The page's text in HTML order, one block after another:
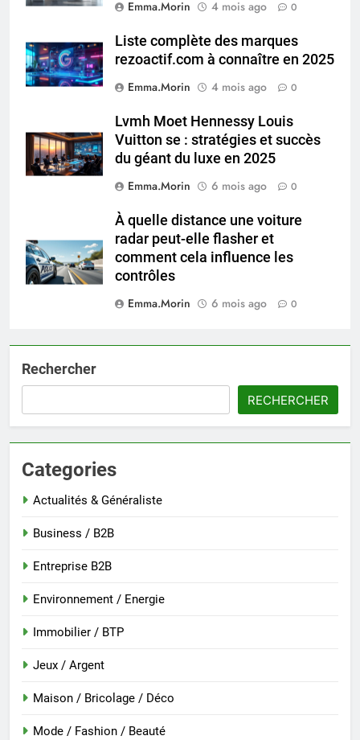
Emma.Morin
4 mois ago 0
Liste complète des marques
rezoactif.com à connaître en 2025
Emma.Morin
4 mois ago 0
Lvmh Moet Hennessy Louis
Vuitton se : stratégies et succès
du géant du luxe en 2025
Emma.Morin
6 mois ago 0
À quelle distance une voiture
radar peut-elle flasher et
comment cela influence les
contrôles
Emma.Morin
6 mois ago 0
Rechercher
RECHERCHER
Categories
Actualités & Généraliste
Business / B2B
Entreprise B2B
Environnement / Energie
Immobilier / BTP
Jeux / Argent
Maison / Bricolage / Déco
Mode / Fashion / Beauté